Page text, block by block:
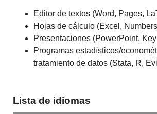
Editor de textos (Word, Pages,
Hojas de cálculo (Excel,
Presentaciones (PowerPoint,
Programas estadísticos/
tratamiento de datos (Stata, R,
Lista de idiomas